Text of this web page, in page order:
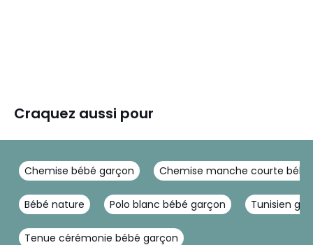
Craquez aussi pour
Chemise bébé garçon Chemise manche courte bébé
Bébé nature Polo blanc bébé garçon Tunisien
Tenue cérémonie bébé garçon